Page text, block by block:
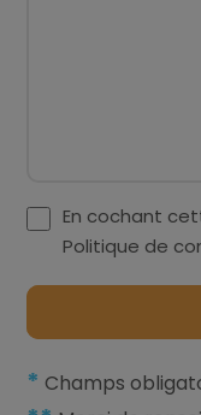
En cochant
Politique de
* Champs